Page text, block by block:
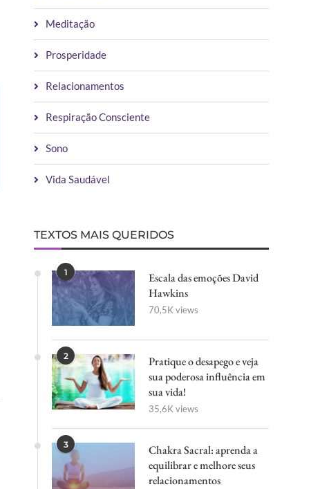
Meditação
Prosperidade
Relacionamentos
Respiração Consciente
Sono
Vida Saudável
TEXTOS MAIS QUERIDOS
1
Escala das emoções David
Hawkins
70,5K views
2
Pratique o desapego e veja
sua poderosa influência em
sua vida!
35,6K views
3
Chakra Sacral: aprenda a
equilibrar e melhore seus
relacionamentos